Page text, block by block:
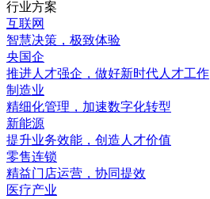
行业方案
互联网
智慧决策，极致体验
央国企
推进人才强企，做好新时代人才工作
制造业
精细化管理，加速数字化转型
新能源
提升业务效能，创造人才价值
零售连锁
精益门店运营，协同提效
医疗产业